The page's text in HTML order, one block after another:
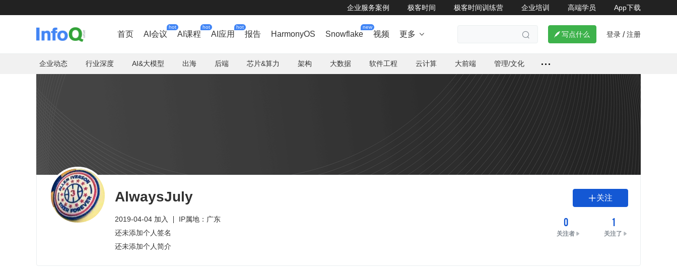
企业服务案例 极客时间 极客时间训练营 企业培训 高端学员 App下载
首页 AI会议
hot
AI课程
hot
AI应用
hot
报告 HarmonyOS Snowflake
new
视频 更多    写点什么 登录 / 注册
企业动态 行业深度 AI&大模型 出海 后端 芯片&算力 架构 大数据 软件工程 云计算 大前端 管理/文化
AlwaysJuly
2019-04-04 加入
IP属地：广东
还未添加个人签名
还未添加个人简介
关注
0
关注者
1
关注了